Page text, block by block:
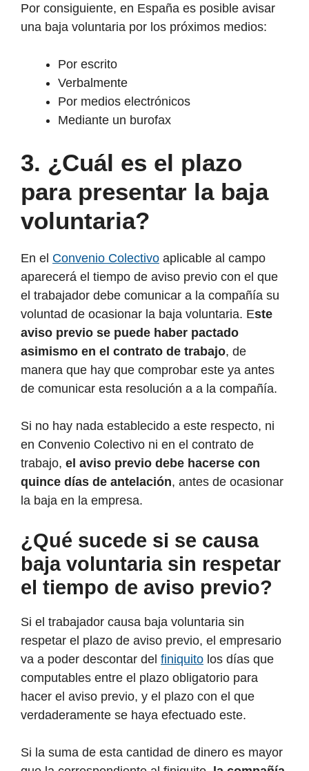
Por consiguiente, en España es posible avisar
una baja voluntaria por los próximos medios:
Por escrito
Verbalmente
Por medios electrónicos
Mediante un burofax
3. ¿Cuál es el plazo
para presentar la baja
voluntaria?
En el Convenio Colectivo aplicable al campo
aparecerá el tiempo de aviso previo con el que
el trabajador debe comunicar a la compañía su
voluntad de ocasionar la baja voluntaria. Este
aviso previo se puede haber pactado
asimismo en el contrato de trabajo, de
manera que hay que comprobar este ya antes
de comunicar esta resolución a a la compañía.
Si no hay nada establecido a este respecto, ni
en Convenio Colectivo ni en el contrato de
trabajo, el aviso previo debe hacerse con
quince días de antelación, antes de ocasionar
la baja en la empresa.
¿Qué sucede si se causa
baja voluntaria sin respetar
el tiempo de aviso previo?
Si el trabajador causa baja voluntaria sin
respetar el plazo de aviso previo, el empresario
va a poder descontar del finiquito los días que
computables entre el plazo obligatorio para
hacer el aviso previo, y el plazo con el que
verdaderamente se haya efectuado este.
Si la suma de esta cantidad de dinero es mayor